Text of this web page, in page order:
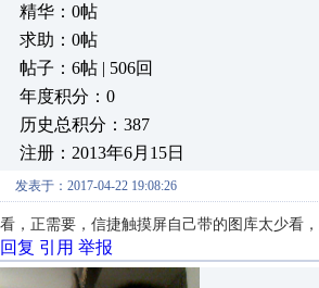
精华：0帖
求助：0帖
帖子：6帖 | 506回
年度积分：0
历史总积分：387
注册：2013年6月15日
发表于：2017-04-22 19:08:26
看，正需要，信捷触摸屏自己带的图库太少看
回复 引用 举报